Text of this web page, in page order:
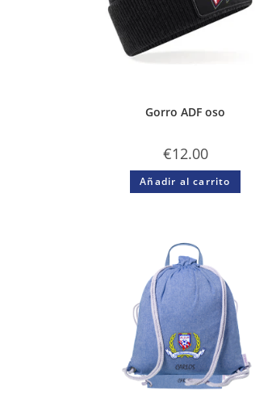
Gorro ADF oso
€12.00
Añadir al carrito